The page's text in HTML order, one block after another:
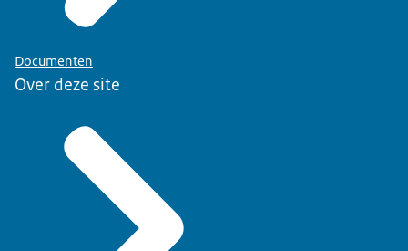
Documenten
Over deze site